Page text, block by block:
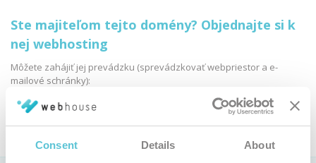
Consent Details About
Ste majiteľom tejto domény? Objednajte si k
nej webhosting
Môžete zahájiť jej prevádzku (sprevádzkovať webpriestor a e-
mailové schránky):
Objednať webhosting